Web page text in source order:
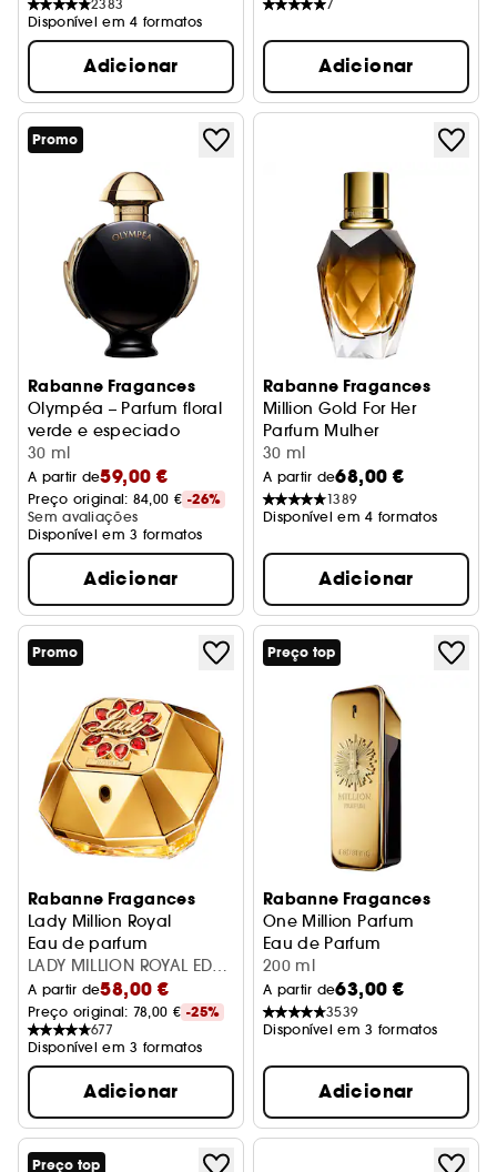
2383
Disponível em 4 formatos
Adicionar
7
Adicionar
Promo
Rabanne Fragances
Olympéa – Parfum floral
verde e especiado
30 ml
A partir de59,00 €
Preço original: 84,00 € -26%
Sem avaliações
Disponível em 3 formatos
Adicionar
Rabanne Fragances
Million Gold For Her
Parfum Mulher
30 ml
A partir de68,00 €
1389
Disponível em 4 formatos
Adicionar
Promo
Rabanne Fragances
Lady Million Royal
Eau de parfum
LADY MILLION ROYAL EDP
30ML
A partir de58,00 €
Preço original: 78,00 € -25%
677
Disponível em 3 formatos
Adicionar
Preço top
Rabanne Fragances
One Million Parfum
Eau de Parfum
200 ml
A partir de63,00 €
3539
Disponível em 3 formatos
Adicionar
Preço top